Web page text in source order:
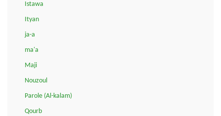
Istawa
Ityan
ja-a
ma'a
Maji
Nouzoul
Parole (Al-kalam)
Qourb